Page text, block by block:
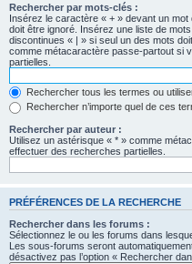
Rechercher par mots-clés :
Insérez le caractère « + » devant un
doit être ignoré. Insérez une liste de
discontinues « | » si seul un des mots
comme métacaractère passe-partout si
partielles.
Rechercher tous les termes ou
Rechercher n’importe quel de ces
Rechercher par auteur :
Utilisez un astérisque « * » comme
effectuer des recherches partielles.
PRÉFÉRENCES DE LA RECHERCHE
Rechercher dans les forums :
Sélectionnez le ou les forums dans
Les sous-forums seront
désactivez pas l’option « Rechercher